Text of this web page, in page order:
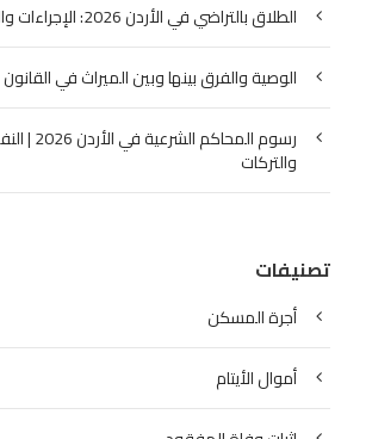
الطلاق بالتراضي في الأردن 2026: الإجراءات والحقوق والعدة
الوصية والفرق بينها وبين الميراث في القانون
رسوم
والتركات
تصنيفات
أجرة المسكن
أموال الأيتام